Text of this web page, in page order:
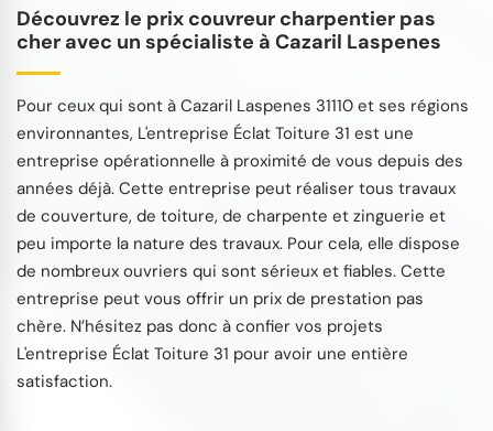
Découvrez le prix couvreur charpentier pas
cher avec un spécialiste à Cazaril Laspenes
Pour ceux qui sont à Cazaril Laspenes 31110 et ses régions
environnantes, L'entreprise Éclat Toiture 31 est une
entreprise opérationnelle à proximité de vous depuis des
années déjà. Cette entreprise peut réaliser tous travaux
de couverture, de toiture, de charpente et zinguerie et
peu importe la nature des travaux. Pour cela, elle dispose
de nombreux ouvriers qui sont sérieux et fiables. Cette
entreprise peut vous offrir un prix de prestation pas
chère. N’hésitez pas donc à confier vos projets
L'entreprise Éclat Toiture 31 pour avoir une entière
satisfaction.